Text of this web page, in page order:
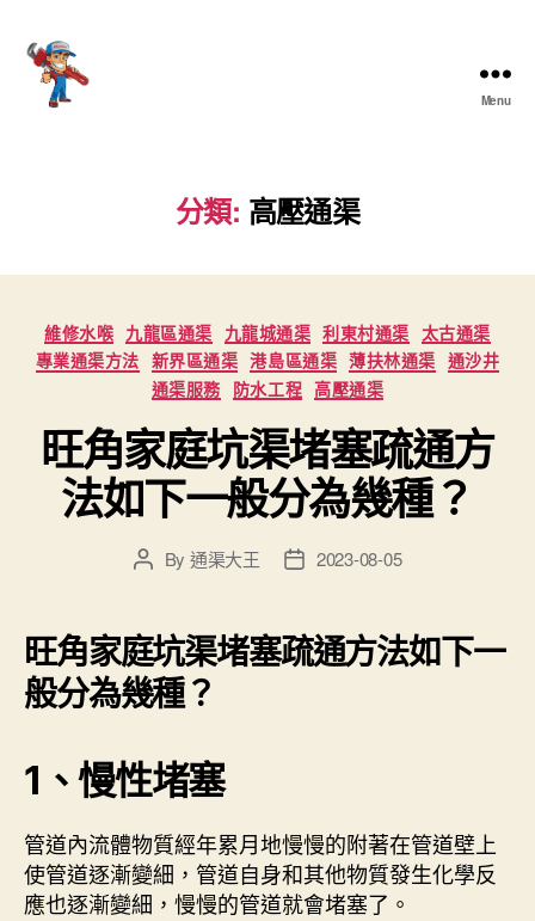
Menu
分類: 高壓通渠
Categories
維修水喉 九龍區通渠 九龍城通渠 利東村通渠 太古通渠
專業通渠方法 新界區通渠 港島區通渠 薄扶林通渠 通沙井
通渠服務 防水工程 高壓通渠
旺角家庭坑渠堵塞疏通方
法如下一般分為幾種？
PostBy 通渠大王
Post2023-08-05
旺角家庭坑渠堵塞疏通方法如下一
般分為幾種？
1、慢性堵塞
管道內流體物質經年累月地慢慢的附著在管道壁上
使管道逐漸變細，管道自身和其他物質發生化學反
應也逐漸變細，慢慢的管道就會堵塞了。